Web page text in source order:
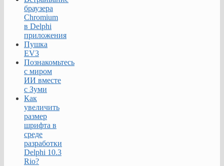
браузера
Chromium
в Delphi
приложения
Пушка
EV3
Познакомьтесь
с миром
ИИ вместе
с Зуми
Как
увеличить
размер
шрифта в
среде
разработки
Delphi 10.3
Rio?